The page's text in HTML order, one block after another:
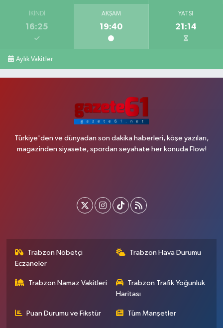
İKINDI
16:25
AKŞAM
19:40
YATSI
21:14
Aylık Vakitler
Türkiye'den ve dünyadan son dakika haberleri, köşe yazıları,
magazinden siyasete, spordan seyahate her konuda Flow!
Trabzon Nöbetçi
Eczaneler
Trabzon Hava Durumu
Trabzon Namaz Vakitleri
Trabzon Trafik Yoğunluk
Haritası
Puan Durumu ve Fikstür Tüm Manşetler